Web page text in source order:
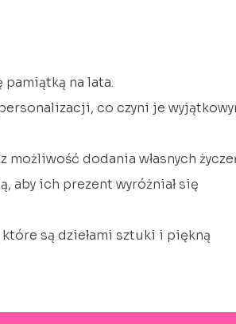
na lata.
co czyni je
dodania własnych
aby ich prezent wyróżniał się
są dziełami sztuki i piękną